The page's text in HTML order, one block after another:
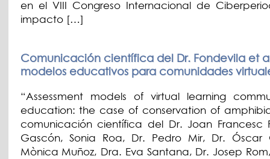
en el VIII Congreso Internacional de
impacto […]
Comunicación científica del Dr. Fondevila et
modelos educativos para comunidades
“Assessment models of virtual learning
education: the case of conservation of
comunicación científica del Dr. Joan Francesc
Gascón, Sonia Roa, Dr. Pedro Mir, Dr. Óscar
Mònica Muñoz, Dra. Eva Santana, Dr. Josep